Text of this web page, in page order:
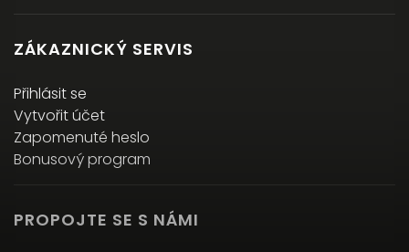
ZÁKAZNICKÝ SERVIS
Přihlásit se
Vytvořit účet
Zapomenuté heslo
Bonusový program
PROPOJTE SE S NÁMI